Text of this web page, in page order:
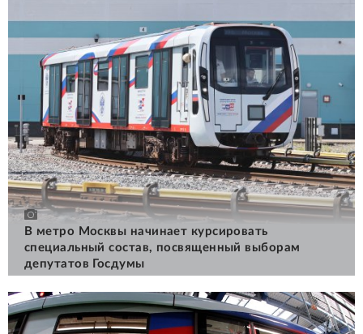
В метро Москвы начинает курсировать
специальный состав, посвященный выборам
депутатов Госдумы